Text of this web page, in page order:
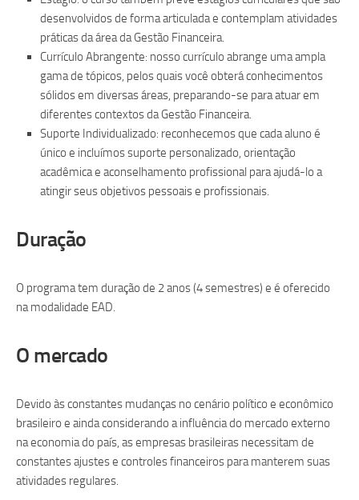
desenvolvidos de forma articulada e contemplam atividades
práticas da área da Gestão Financeira.
Currículo Abrangente: nosso currículo abrange uma ampla
gama de tópicos, pelos quais você obterá conhecimentos
sólidos em diversas áreas, preparando-se para atuar em
diferentes contextos da Gestão Financeira.
Suporte Individualizado: reconhecemos que cada aluno é
único e incluímos suporte personalizado, orientação
acadêmica e aconselhamento profissional para ajudá-lo a
atingir seus objetivos pessoais e profissionais.
Duração
O programa tem duração de 2 anos (4 semestres) e é oferecido
na modalidade EAD.
O mercado
Devido às constantes mudanças no cenário político e econômico
brasileiro e ainda considerando a influência do mercado externo
na economia do país, as empresas brasileiras necessitam de
constantes ajustes e controles financeiros para manterem suas
atividades regulares.